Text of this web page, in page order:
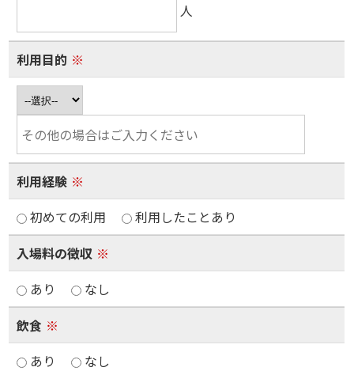
人
利用目的 ※
利用経験 ※
初めての利用
利用したことあり
入場料の徴収 ※
あり
なし
飲食 ※
あり
なし